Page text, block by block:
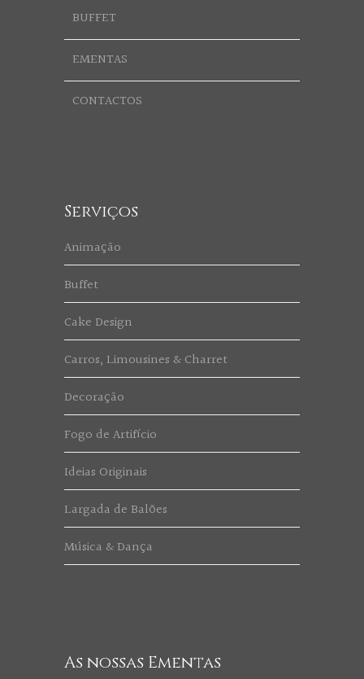
BUFFET
EMENTAS
CONTACTOS
Serviços
Animação
Buffet
Cake Design
Carros, Limousines & Charret
Decoração
Fogo de Artifício
Ideias Originais
Largada de Balões
Música & Dança
As nossas Ementas